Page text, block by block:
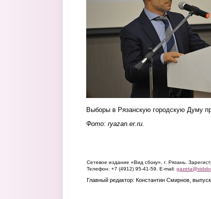
Выборы в Рязанскую городскую Думу
Фото: ryazan.er.ru.
Сетевое издание «Вид сбоку», г. Рязань.
Телефон: +7 (4912) 95-41-59. E-mail:
Главный редактор: Константин Смирнов,